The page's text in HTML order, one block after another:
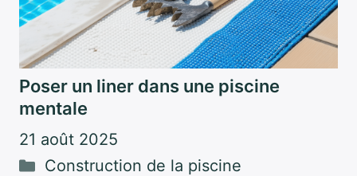
Poser un liner dans une piscine
mentale
21 août 2025
Catégories
Construction de la piscine